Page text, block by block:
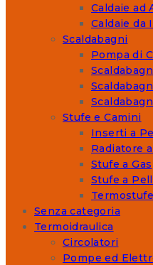
Caldaie ad
Caldaie da
Scaldabagni
Pompa di
Stufe e Camini
Inserti a
Radiatore
Stufe a Gas
Stufe a
Senza categoria
Termoidraulica
Circolatori
Pompe ed